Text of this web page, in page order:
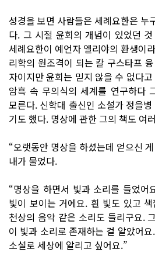
성경을 보면 사람들은 세례요한은 누
다. 그 시절 윤회의 개념이 있었던
세례요한이 예언자 엘리야의 환생이
리학의 원조격이 되는 칼 구스타프
자이지만 윤회는 믿지 않을 수 없다
암흑 속 무의식의 세계를 연구하다
모른다. 신학대 출신인 소설가 정을
기도 했다. 명상에 관한 그의 책도 여
“오랫동안 명상을 하셨는데 얻으신
내가 물었다.
“명상을 하면서 빛과 소리를 들었어
빛이 보이는 거에요. 흰 빛도 있고
천상의 음악 같은 소리도 들리구요.
이 빛과 소리로 존재하는 걸 알았어
소설로 세상에 알리고 싶어요.”